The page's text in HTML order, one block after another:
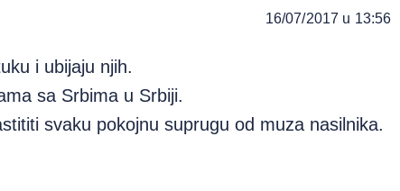
16/07/2017 u 13:56
i ubijaju njih.
sa Srbima u Srbiji.
svaku pokojnu suprugu od muza nasilnika.